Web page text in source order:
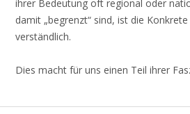
ihrer Bedeutung oft regional oder
damit „begrenzt“ sind, ist die
verständlich.
Dies macht für uns einen Teil ihrer